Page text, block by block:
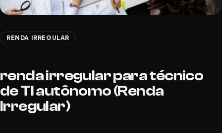
RENDA IRREGULAR
renda irregular para técnico
de TI autônomo (Renda
Irregular)